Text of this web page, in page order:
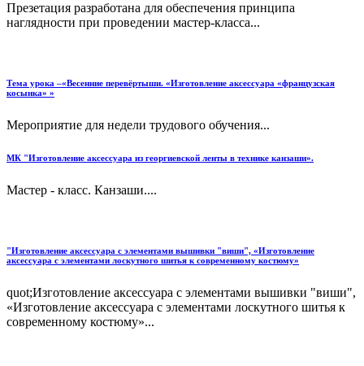
Презетация разработана для обеспечения принципа
наглядности при проведении мастер-класса...
Тема урока –«Весенние перевёртыши. «Изготовление аксессуара «французская
косынка» »
Мероприятие для недели трудового обучения...
МК "Изготовление аксессуара из георгиевской ленты в технике канзаши».
Мастер - класс. Канзаши....
"Изготовление аксессуара с элементами вышивки "виши", «Изготовление
аксессуара с элементами лоскутного шитья к современному костюму»
quot;Изготовление аксессуара с элементами вышивки "виши",
«Изготовление аксессуара с элементами лоскутного шитья к
современному костюму»...